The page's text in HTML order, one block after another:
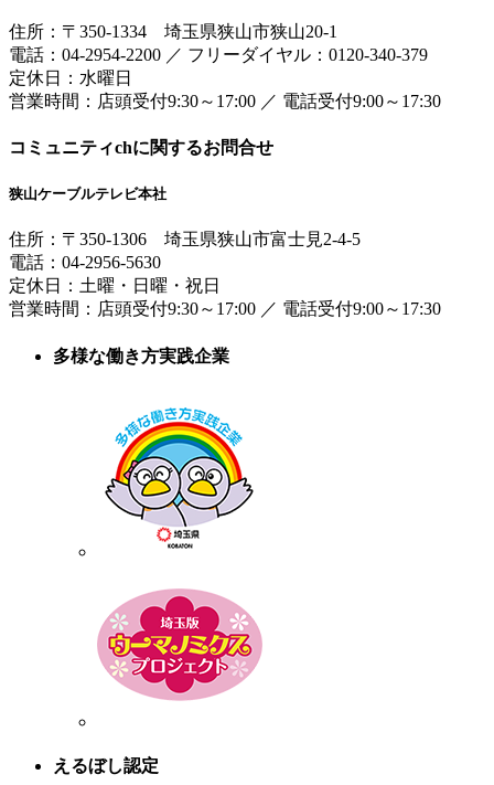
住所： 〒350-1334 埼玉県狭山市狭山20-1
電話： 04-2954-2200 ／ フリーダイヤル：0120-340-379
定休日：水曜日
営業時間： 店頭受付9:30～17:00 ／ 電話受付9:00～17:30
コミュニティchに関するお問合せ
狭山ケーブルテレビ本社
住所： 〒350-1306 埼玉県狭山市富士見2-4-5
電話： 04-2956-5630
定休日：土曜・日曜・祝日
営業時間： 店頭受付9:30～17:00 ／ 電話受付9:00～17:30
多様な働き方実践企業
えるぼし認定